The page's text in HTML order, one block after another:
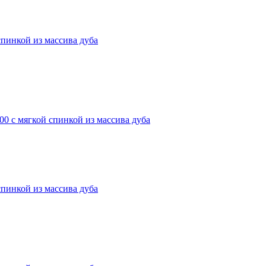
из массива дуба
с мягкой спинкой из массива дуба
из массива дуба